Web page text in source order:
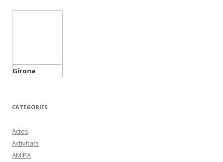
Girona
CATEGORIES
Actes
Activitats
AMiPA